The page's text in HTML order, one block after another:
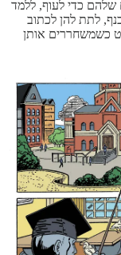
שלהם כדי לעוף, ללמד
לתת להן לכתוב
כשמשחררים אותן